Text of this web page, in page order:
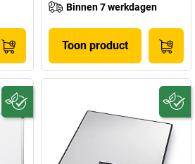
Binnen 7 werkdagen
Toon product